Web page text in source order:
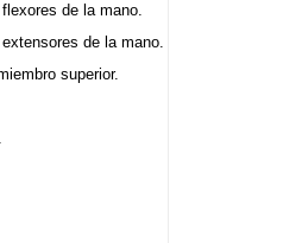
de la mano.
de la mano.
superior.